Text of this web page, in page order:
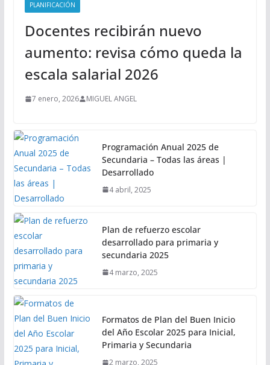
PLANIFICACIÓN
Docentes recibirán nuevo
aumento: revisa cómo queda la
escala salarial 2026
7 enero, 2026 MIGUEL ANGEL
Programación Anual 2025 de
Secundaria – Todas las áreas |
Desarrollado
4 abril, 2025
Plan de refuerzo escolar
desarrollado para primaria y
secundaria 2025
4 marzo, 2025
Formatos de Plan del Buen Inicio
del Año Escolar 2025 para Inicial,
Primaria y Secundaria
2 marzo, 2025